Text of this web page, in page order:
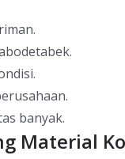
banyak.
Material